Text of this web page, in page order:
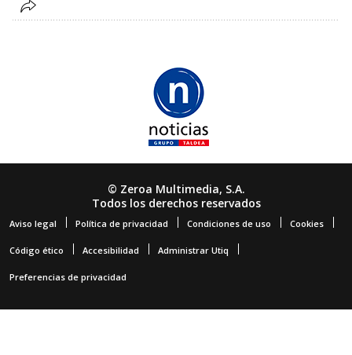
© Zeroa Multimedia, S.A.
Todos los derechos reservados
Aviso legal Política de privacidad Condiciones de uso Cookies
Código ético Accesibilidad Administrar Utiq
Preferencias de privacidad